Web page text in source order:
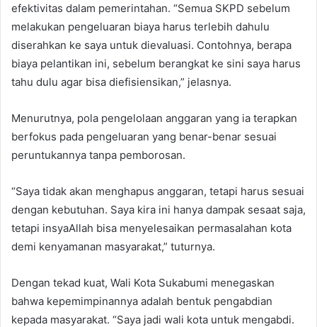
efektivitas dalam pemerintahan. “Semua SKPD sebelum
melakukan pengeluaran biaya harus terlebih dahulu
diserahkan ke saya untuk dievaluasi. Contohnya, berapa
biaya pelantikan ini, sebelum berangkat ke sini saya harus
tahu dulu agar bisa diefisiensikan,” jelasnya.
Menurutnya, pola pengelolaan anggaran yang ia terapkan
berfokus pada pengeluaran yang benar-benar sesuai
peruntukannya tanpa pemborosan.
“Saya tidak akan menghapus anggaran, tetapi harus sesuai
dengan kebutuhan. Saya kira ini hanya dampak sesaat saja,
tetapi insyaAllah bisa menyelesaikan permasalahan kota
demi kenyamanan masyarakat,” tuturnya.
Dengan tekad kuat, Wali Kota Sukabumi menegaskan
bahwa kepemimpinannya adalah bentuk pengabdian
kepada masyarakat. “Saya jadi wali kota untuk mengabdi.